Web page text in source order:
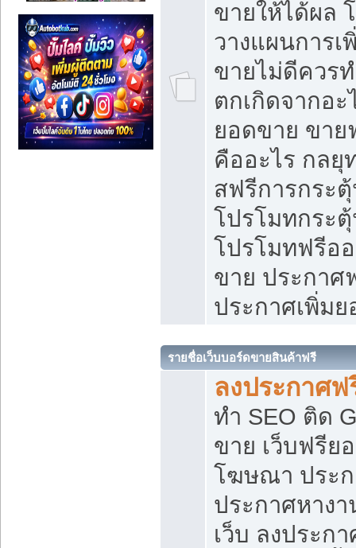
ขายให้ได้ผล
วางแผนการ
ขายไม่ดีควร
ตกเกิดจากอะ
ยอดขาย ขาย
คืออะไร กลยุ
สฟรีการกระ
โปรโมทกระ
โปรโมทฟรีอ
ขาย ประกาศ
ประกาศเพิ่ม
รายชื่อเว็บบอร์ดขายสินค้าฟรี
ลงประกาศฟ
ทำ SEO ติด
ขาย เว็บฟรีย
โฆษณา ประ
ประกาศหาง
เว็บ ลงประก